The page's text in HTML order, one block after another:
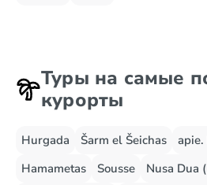
Туры на самые
курорты
Hurgada Šarm el Šeichas apie.
Hamametas
Sousse
Nusa Dua